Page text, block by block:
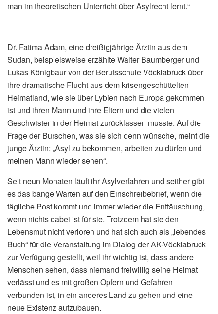
man im theoretischen Unterricht über Asylrecht lernt.“
Dr. Fatima Adam, eine dreißigjährige Ärztin aus dem
Sudan, beispielsweise erzählte Walter Baumberger und
Lukas Königbaur von der Berufsschule Vöcklabruck über
ihre dramatische Flucht aus dem krisengeschüttelten
Heimatland, wie sie über Lybien nach Europa gekommen
ist und ihren Mann und ihre Eltern und die vielen
Geschwister in der Heimat zurücklassen musste. Auf die
Frage der Burschen, was sie sich denn wünsche, meint die
junge Ärztin: „Asyl zu bekommen, arbeiten zu dürfen und
meinen Mann wieder sehen“.
Seit neun Monaten läuft ihr Asylverfahren und seither gibt
es das bange Warten auf den Einschreibebrief, wenn die
tägliche Post kommt und immer wieder die Enttäuschung,
wenn nichts dabei ist für sie. Trotzdem hat sie den
Lebensmut nicht verloren und hat sich auch als „lebendes
Buch“ für die Veranstaltung im Dialog der AK-Vöcklabruck
zur Verfügung gestellt, weil ihr wichtig ist, dass andere
Menschen sehen, dass niemand freiwillig seine Heimat
verlässt und es mit großen Opfern und Gefahren
verbunden ist, in ein anderes Land zu gehen und eine
neue Existenz aufzubauen.